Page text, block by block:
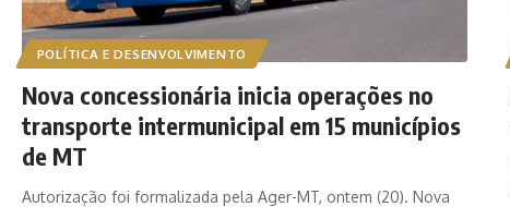
POLÍTICA E DESENVOLVIMENTO
Nova concessionária inicia operações no
transporte intermunicipal em 15 municípios
de MT
Autorização foi formalizada pela Ager-MT, ontem (20). Nova